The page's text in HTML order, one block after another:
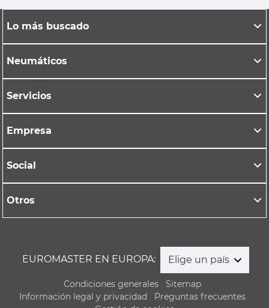
Lo más buscado
Neumáticos
Servicios
Empresa
Social
Otros
EUROMASTER EN EUROPA: Elige un país
Condiciones generales
Sitemap
Información legal y privacidad
Preguntas frecuentes